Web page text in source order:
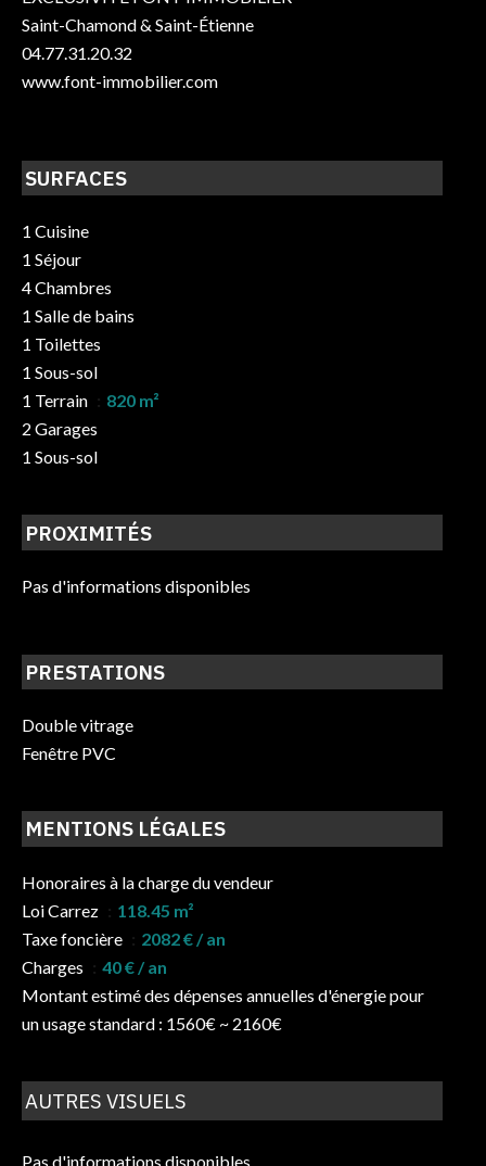
Saint-Chamond & Saint-Étienne
04.77.31.20.32
www.font-immobilier.com
SURFACES
1 Cuisine
1 Séjour
4 Chambres
1 Salle de bains
1 Toilettes
1 Sous-sol
1 Terrain
820 m²
2 Garages
1 Sous-sol
PROXIMITÉS
Pas d'informations disponibles
PRESTATIONS
Double vitrage
Fenêtre PVC
MENTIONS LÉGALES
Honoraires à la charge du vendeur
Loi Carrez
118.45 m²
Taxe foncière
2082 € / an
Charges
40 € / an
Montant estimé des dépenses annuelles d'énergie pour
un usage standard : 1560€ ~ 2160€
AUTRES VISUELS
Pas d'informations disponibles